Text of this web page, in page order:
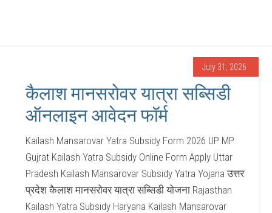
July 31, 2026
कैलाश मानसरोवर यात्रा सब्सिडी
ऑनलाइन आवेदन फॉर्म
Kailash Mansarovar Yatra Subsidy Form 2026 UP MP
Gujrat Kailash Yatra Subsidy Online Form Apply Uttar
Pradesh Kailash Mansarovar Subsidy Yatra Yojana उत्तर
प्रदेश कैलाश मानसरोवर यात्रा सब्सिडी योजना Rajasthan
Kailash Yatra Subsidy Haryana Kailash Mansarovar